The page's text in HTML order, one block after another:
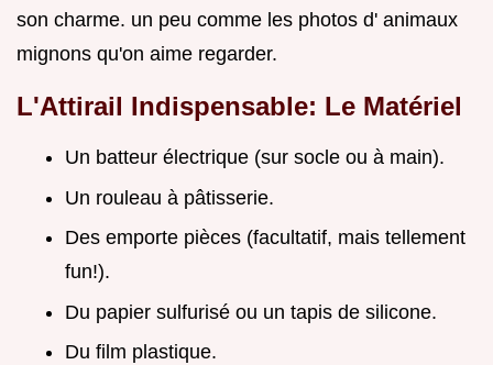
son charme. un peu comme les photos d' animaux
mignons qu'on aime regarder.
L'Attirail Indispensable: Le Matériel
Un batteur électrique (sur socle ou à main).
Un rouleau à pâtisserie.
Des emporte pièces (facultatif, mais tellement
fun!).
Du papier sulfurisé ou un tapis de silicone.
Du film plastique.